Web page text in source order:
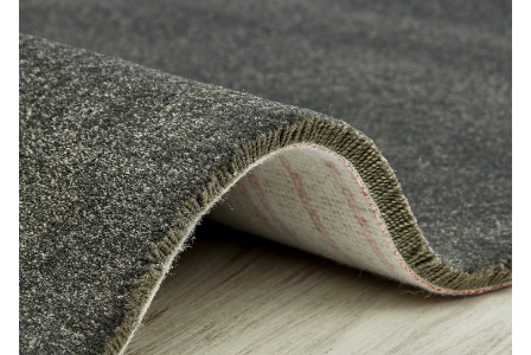
CONTATOS
PT
EN
PESQUISAR